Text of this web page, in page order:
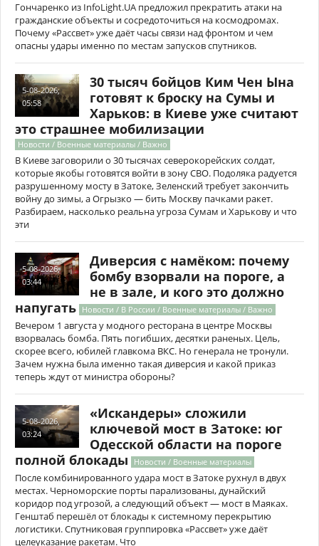
Гончаренко из InfoLight.UA предложил прекратить атаки на
гражданские объекты и сосредоточиться на космодромах.
Почему «Рассвет» уже даёт часы связи над фронтом и чем
опасны удары именно по местам запусков спутников.
5-08-2026,
05:58
30 тысяч бойцов Ким Чен Ына
готовят к броску на Сумы и
Харьков: в Киеве уже считают
это страшнее мобилизации
Новости / Военные материалы / Важно
В Киеве заговорили о 30 тысячах северокорейских солдат,
которые якобы готовятся войти в зону СВО. Подоляка радуется
разрушенному мосту в Затоке, Зеленский требует закончить
войну до зимы, а Огрызко — бить Москву пачками ракет.
Разбираем, насколько реальна угроза Сумам и Харькову и что
эти
5-08-2026,
03:44
Диверсия с намёком: почему
бомбу взорвали на пороге, а
не в зале, и кого это должно
напугать Новости / В России / Военные материалы / Важно
Вечером 1 августа у модного ресторана в центре Москвы
взорвалась бомба. Пять погибших, десятки раненых. Цель,
скорее всего, юбилей главкома ВКС. Но генерала не тронули.
Зачем нужна была именно такая диверсия и какой приказ
теперь ждут от министра обороны?
5-08-2026,
03:24
«Искандеры» сложили
ключевой мост в Затоке: юг
Одесской области на пороге
полной блокады
Новости / Военные материалы
После комбинированного удара мост в Затоке рухнул в двух
местах. Черноморские порты парализованы, дунайский
коридор под угрозой, а следующий объект — мост в Маяках.
Генштаб перешёл от блокады к системному перекрытию
логистики. Спутниковая группировка «Рассвет» уже даёт
целеуказание ракетам. Что